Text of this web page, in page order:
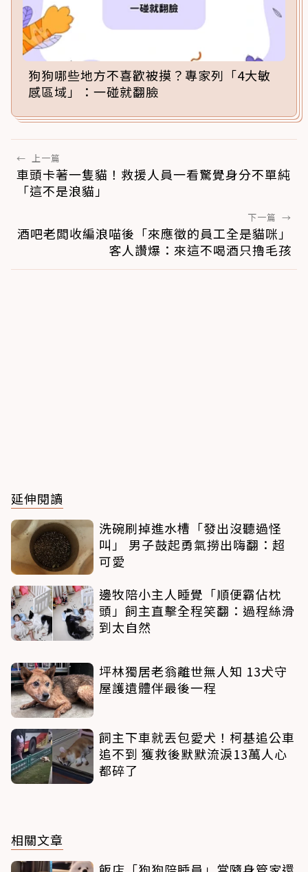
狗狗哪些地方不喜歡被摸？專家列「4大敏
感區域」：一碰就翻臉
← 上一篇
車頭卡著一隻貓！救援人員一看驚覺身分不單純
「這不是浪貓」
下一篇 →
酒吧老闆收編浪喵後「來應徵的員工全是貓咪」
客人讚爆：來這不喝酒只擼毛孩
延伸閱讀
洗碗刷掉進水槽「發出沒聽過怪
叫」 男子鼓起勇氣撈出嗨翻：超
可愛
邊牧陪小主人睡覺「順便霸佔枕
頭」飼主直擊全程笑翻：過程絲滑
到太自然
坪林獨居老翁離世無人知 13犬守
屋護遺體伴最後一程
飼主下車就丟包愛犬！柯基追公車
追不到 獲救後默默流淚13萬人心
都碎了
相關文章